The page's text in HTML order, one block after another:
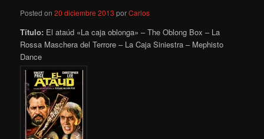
Posted on20 diciembre 2013 porCarlos
Título: El ataúd «La caja oblonga» – The Oblong Box – La
Rossa Maschera del Terrore – La Caja Siniestra – Mephisto
Dance